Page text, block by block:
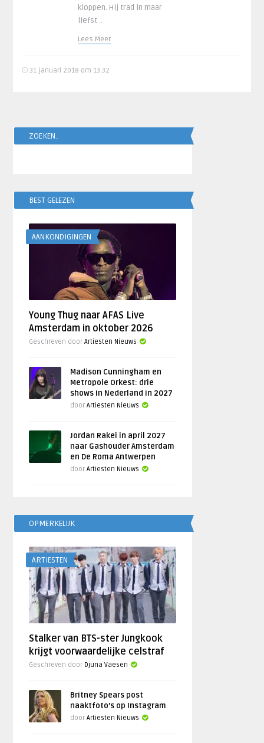
kloppen. Hij trad in maar
liefst ..
Lees Meer
31 januari 2018 om 13:32
ZOEKEN..
BEST GELEZEN
AANKONDIGINGEN
Young Thug naar AFAS Live
Amsterdam in oktober 2026
Geschreven doorArtiesten Nieuws
Madison Cunningham en
Metropole Orkest: drie
shows in Nederland in 2027
doorArtiesten Nieuws
Jordan Rakei in april 2027
naar Gashouder Amsterdam
en De Roma Antwerpen
doorArtiesten Nieuws
OPMERKELIJK
ARTIESTEN
Stalker van BTS-ster Jungkook
krijgt voorwaardelijke celstraf
Geschreven door Djuna Vaesen
Britney Spears post
naaktfoto’s op Instagram
doorArtiesten Nieuws